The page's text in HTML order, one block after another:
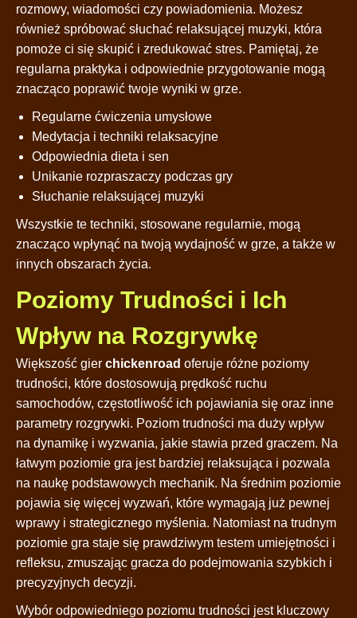
rozmowy, wiadomości czy powiadomienia. Możesz
również spróbować słuchać relaksującej muzyki, która
pomoże ci się skupić i zredukować stres. Pamiętaj, że
regularna praktyka i odpowiednie przygotowanie mogą
znacząco poprawić twoje wyniki w grze.
Regularne ćwiczenia umysłowe
Medytacja i techniki relaksacyjne
Odpowiednia dieta i sen
Unikanie rozpraszaczy podczas gry
Słuchanie relaksującej muzyki
Wszystkie te techniki, stosowane regularnie, mogą
znacząco wpłynąć na twoją wydajność w grze, a także w
innych obszarach życia.
Poziomy Trudności i Ich
Wpływ na Rozgrywkę
Większość gier chickenroad oferuje różne poziomy
trudności, które dostosowują prędkość ruchu
samochodów, częstotliwość ich pojawiania się oraz inne
parametry rozgrywki. Poziom trudności ma duży wpływ
na dynamikę i wyzwania, jakie stawia przed graczem. Na
łatwym poziomie gra jest bardziej relaksująca i pozwala
na naukę podstawowych mechanik. Na średnim poziomie
pojawia się więcej wyzwań, które wymagają już pewnej
wprawy i strategicznego myślenia. Natomiast na trudnym
poziomie gra staje się prawdziwym testem umiejętności i
refleksu, zmuszając gracza do podejmowania szybkich i
precyzyjnych decyzji.
Wybór odpowiedniego poziomu trudności jest kluczowy